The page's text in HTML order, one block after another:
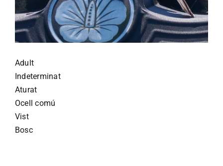
Adult
Indeterminat
Aturat
Ocell comú
Vist
Bosc